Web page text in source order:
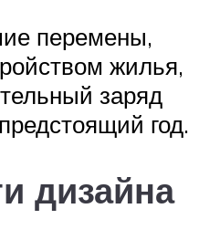
перемены,
жилья,
заряд
год.
дизайна